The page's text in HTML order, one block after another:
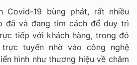
Covid-19 bùng phát, rất nhiều
đã và đang tìm cách để duy trì
tiếp với khách hàng, trong đó
tuyến nhờ vào công nghệ
hình như thương hiệu về chăm